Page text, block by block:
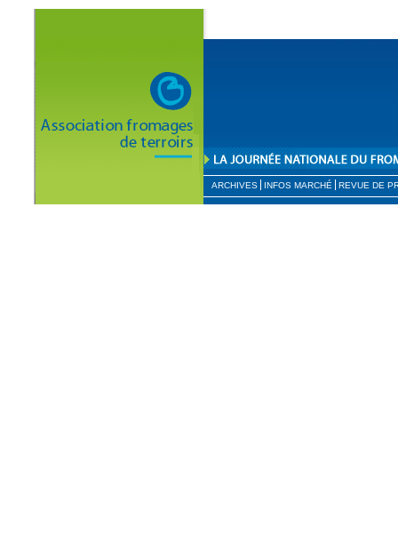
ARCHIVES INFOS MARCHÉ REVUE DE